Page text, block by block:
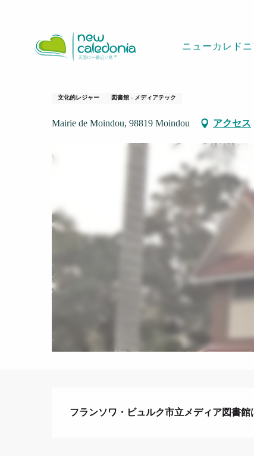
ニューカレドニ
Mediathéque de
文化的レジャー 図書館 - メディアテック
Mairie de Moindou, 98819 Moindou アクセス
説明
フランソワ・ビュルク市立メディア図書館